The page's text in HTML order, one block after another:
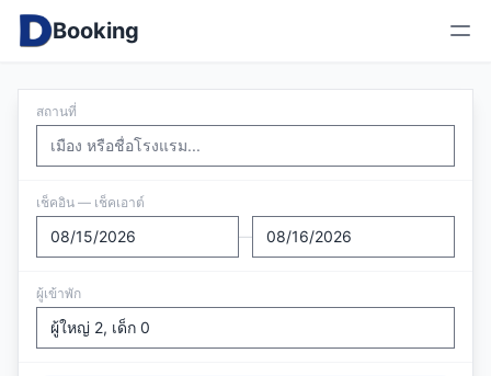
Booking
สถานที่
เช็คอิน — เช็คเอาต์
—
ผู้เข้าพัก